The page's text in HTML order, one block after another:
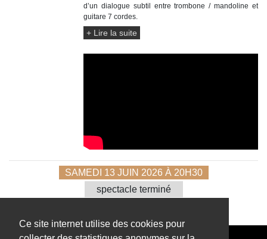
Ce site internet utilise des cookies pour
d’un dialogue subtil entre trombone / mandoline et
guitare 7 cordes.
+ Lire la suite
SAMEDI 13 JUIN 2026 À 20H30
spectacle terminé